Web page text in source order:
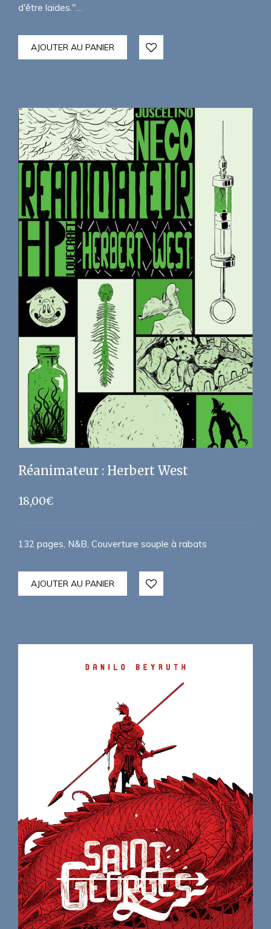
d'être laides."…
AJOUTER AU PANIER
Réanimateur : Herbert West
18,00€
132 pages, N&B, Couverture souple à rabats
AJOUTER AU PANIER